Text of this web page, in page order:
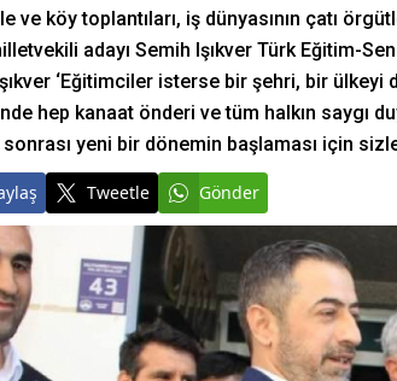
ve köy toplantıları, iş dünyasının çatı
adayı Semih Işıkver Türk Eğitim-
‘Eğitimciler isterse bir şehri, bir
hep kanaat önderi ve tüm halkın saygı
sonrası yeni bir dönemin başlaması için
Tweetle Gönder